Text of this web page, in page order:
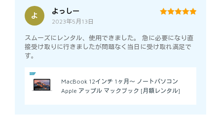
よ
よっしー
2023年5月13日
スムーズにレンタル、使用できました。 急に必要になり直
接受け取りに行きましたが問題なく当日に受け取れ満足で
す。
MacBook 12インチ 1ヶ月～ ノートパソコン
Apple アップル マックブック [月額レンタル]